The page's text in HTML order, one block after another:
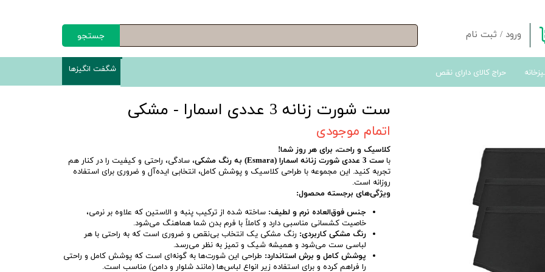
ورود / ثبت نام
تغییر گذر واژه
جستجو
حراج کالای دارای نقص شگفت انگیزها
ست شورت زنانه 3 عددی اسمارا - مشکی
اتمام موجودی
کلاسیک و راحت، برای هر روز شما!
با ست 3 عددی شورت زنانه اسمارا (Esmara) به رنگ مشکی
، سادگی، راحتی و کیفیت را در کنار هم
تجربه کنید. این مجموعه با طراحی کلاسیک و پوشش کامل، انتخابی ایده‌آل و ضروری برای استفاده
روزانه است.
ویژگی‌های برجسته محصول:
جنس فوق‌العاده نرم و لطیف: ساخته شده از ترکیب پنبه و الاستین که علاوه بر نرمی،
خاصیت کشسانی مناسبی دارد و کاملاً با فرم بدن شما هماهنگ می‌شود.
رنگ مشکی کاربردی: رنگ مشکی یک انتخاب بی‌نقص و ضروری است که به راحتی با هر
لباسی ست می‌شود و همیشه شیک و تمیز به نظر می‌رسد.
پوشش کامل و برش استاندارد: طراحی این شورت‌ها به گونه‌ای است که پوشش کامل و راحتی
را فراهم کرده و برای استفاده زیر انواع لباس‌ها (مانند شلوار و دامن) مناسب است.